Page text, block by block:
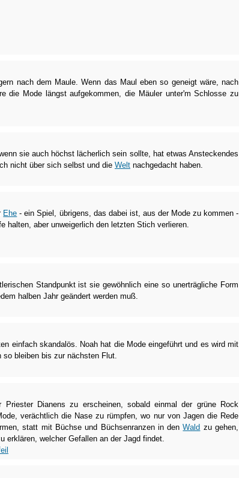
nach dem Maule. Wenn das Maul eben so geneigt wäre, nach
die Mode längst aufgekommen, die Mäuler unter'm Schlosse zu
sie auch höchst lächerlich sein sollte, hat etwas Ansteckendes
nicht über sich selbst und die Welt nachgedacht haben.
Ehe - ein Spiel, übrigens, das dabei ist, aus der Mode zu kommen -
halten, aber unweigerlich den letzten Stich verlieren.
Standpunkt ist sie gewöhnlich eine so unerträgliche Form
halben Jahr geändert werden muß.
einfach skandalös. Noah hat die Mode eingeführt und es wird mit
so bleiben bis zur nächsten Flut.
Dianens zu erscheinen, sobald einmal der grüne Rock
verächtlich die Nase zu rümpfen, wo nur von Jagen die Rede
statt mit Büchse und Büchsenranzen in denWald zu gehen,
erklären, welcher Gefallen an der Jagd findet.